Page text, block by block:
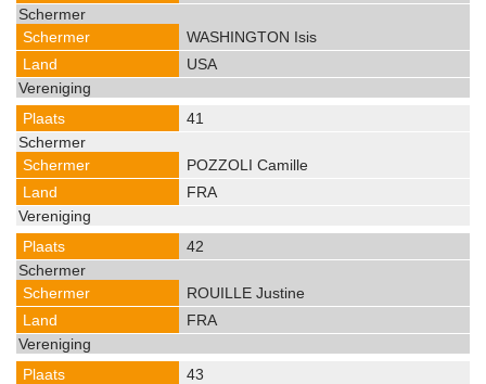
WASHINGTON Isis
USA
41
POZZOLI Camille
FRA
42
ROUILLE Justine
FRA
43